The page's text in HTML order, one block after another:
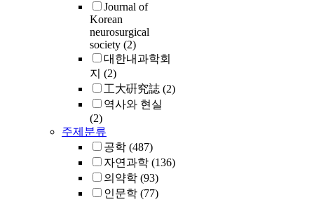
Journal of
Korean
neurosurgical
society (2)
대한내과학회
지 (2)
工大硏究誌 (2)
역사와 현실
(2)
주제분류
공학 (487)
자연과학 (136)
의약학 (93)
인문학 (77)